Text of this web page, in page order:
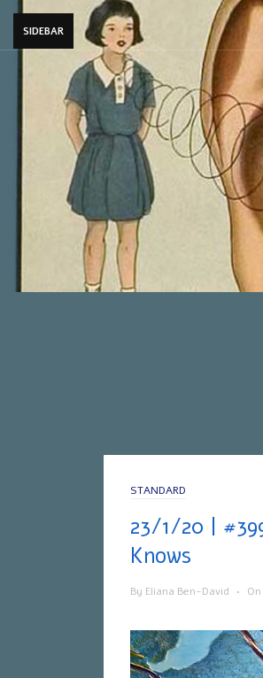
SIDEBAR
STANDARD
אחת ששומעת #399 | 23/1/20 | Nobody
Knows
By Eliana Ben-David • On